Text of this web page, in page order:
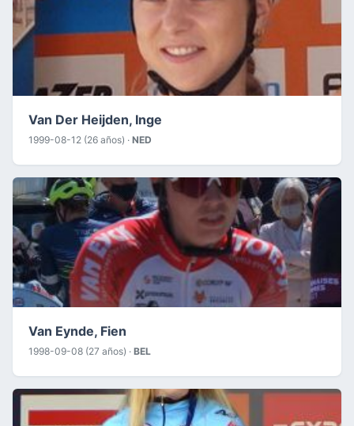
Van Der Heijden, Inge
1999-08-12 (26 años) · NED
Van Eynde, Fien
1998-09-08 (27 años) · BEL